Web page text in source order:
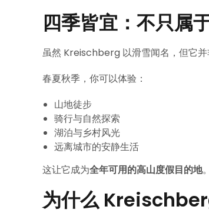
四季皆宜：不只属
虽然 Kreischberg 以滑雪闻名，但它并
春夏秋季，你可以体验：
山地徒步
骑行与自然探索
湖泊与乡村风光
远离城市的安静生活
这让它成为全年可用的高山度假目的地。
为什么